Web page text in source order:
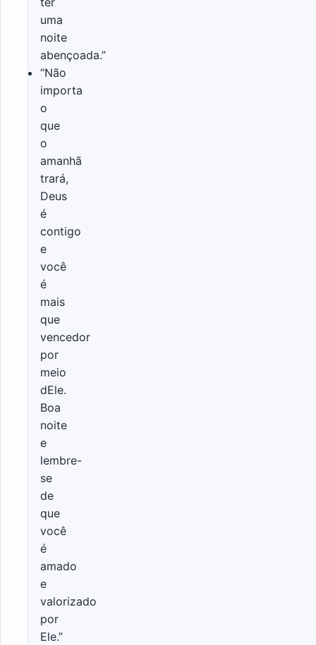
uma
noite
abençoada.”
“Não
importa
o
que
o
amanhã
trará,
Deus
é
contigo
e
você
é
mais
que
vencedor
por
meio
dEle.
Boa
noite
e
lembre-
se
de
que
você
é
amado
e
valorizado
por
Ele.”